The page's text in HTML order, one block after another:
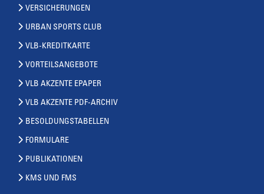
VERSICHERUNGEN
URBAN SPORTS CLUB
VLB-KREDITKARTE
VORTEILSANGEBOTE
VLB AKZENTE EPAPER
VLB AKZENTE PDF-ARCHIV
BESOLDUNGSTABELLEN
FORMULARE
PUBLIKATIONEN
KMS UND FMS